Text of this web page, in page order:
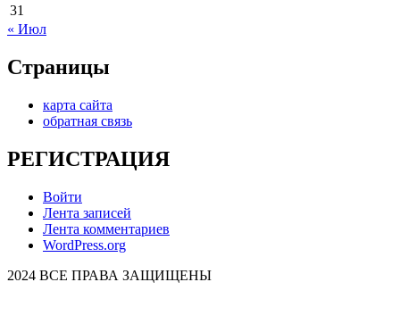
31
« Июл
Страницы
карта сайта
обратная связь
РЕГИСТРАЦИЯ
Войти
Лента записей
Лента комментариев
WordPress.org
2024 ВСЕ ПРАВА ЗАЩИЩЕНЫ